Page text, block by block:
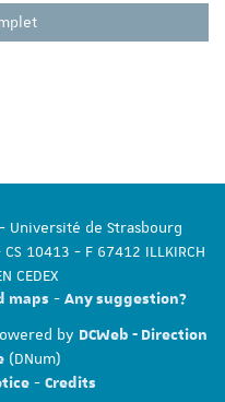
- Université de Strasbourg
10413 - F 67412 ILLKIRCH
CEDEX
maps - Any suggestion?
by DCWeb - Direction
(DNum)
- Credits